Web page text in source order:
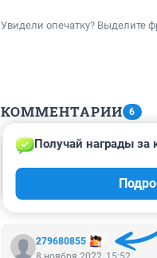
Увидели опечатку? Выделите
КОММЕНТАРИИ 6
Гость
До сих пор не
279680855
Получай награды за